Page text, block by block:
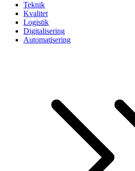
Teknik
Kvalitet
Logistik
Digitalisering
Automatisering